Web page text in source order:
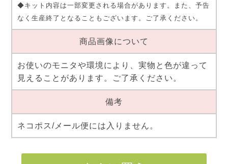
◆キット内容は一部変更される場合があります。また、予告
なく生産終了となることもございます。ご了承ください。
商品画像について
お使いのモニタや環境により、実物と色が違って
見えることがあります。ご了承ください。
備考
ネコポス/メール便には入りません。